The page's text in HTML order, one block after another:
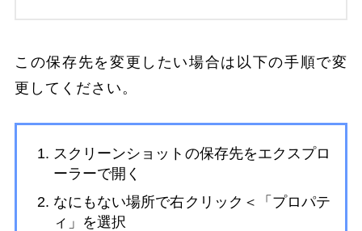
この保存先を変更したい場合は以下の手順で変
更してください。
スクリーンショットの保存先をエクスプロ
ーラーで開く
なにもない場所で右クリック＜「プロパテ
ィ」を選択